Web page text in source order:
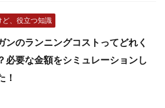
ど、役立つ知識
ンのランニングコストってどれく
必要な金額をシミュレーションし
！